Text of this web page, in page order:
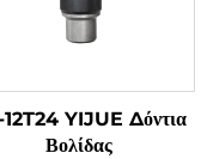
YIJUE Δόντια
Βολίδας